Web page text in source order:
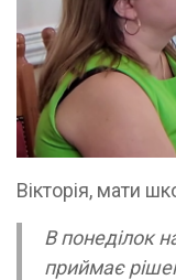
Вікторія, мати
В понеділок
приймає